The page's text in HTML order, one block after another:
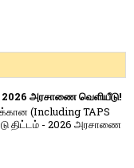
- 2026 அரசாணை வெளியீடு!
(Including TAPS
திட்டம் - 2026 அரசாணை